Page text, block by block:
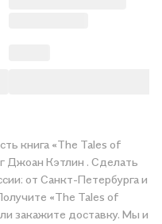
книга «The Tales of
Джоан Кэтлин . Сделать
от Санкт-Петербурга и
«The Tales of
закажите доставку. Мы и